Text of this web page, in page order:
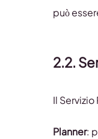
può
2.2.
Il
Planner: